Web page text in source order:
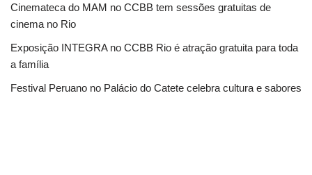
Cinemateca do MAM no CCBB tem sessões gratuitas de
cinema no Rio
Exposição INTEGRA no CCBB Rio é atração gratuita para toda
a família
Festival Peruano no Palácio do Catete celebra cultura e sabores